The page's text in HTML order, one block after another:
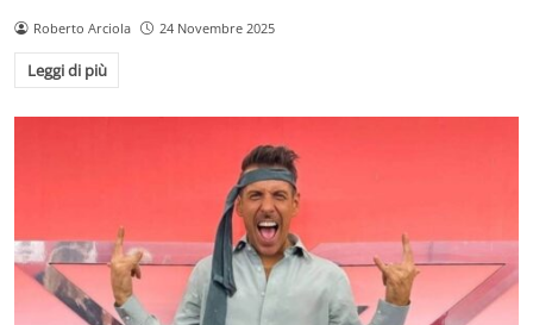
Roberto Arciola 24 Novembre 2025
Leggi di più